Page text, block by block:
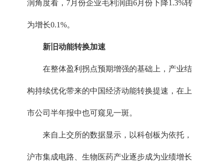
润角度看，7月份企业毛利润由6月份下降1.3%转
为增长0.1%。
新旧动能转换加速
在整体盈利拐点预期增强的基础上，产业结
构持续优化带来的中国经济动能转换提速，在上
市公司半年报中也可窥见一斑。
来自上交所的数据显示，以科创板为依托，
沪市集成电路、生物医药产业逐步成为业绩增长